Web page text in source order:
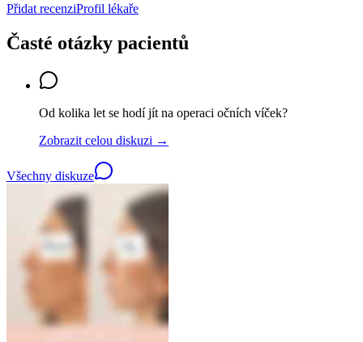
Přidat recenziProfil lékaře
Časté otázky pacientů
Od kolika let se hodí jít na operaci očních víček?
Zobrazit celou diskuzi →
Všechny diskuze